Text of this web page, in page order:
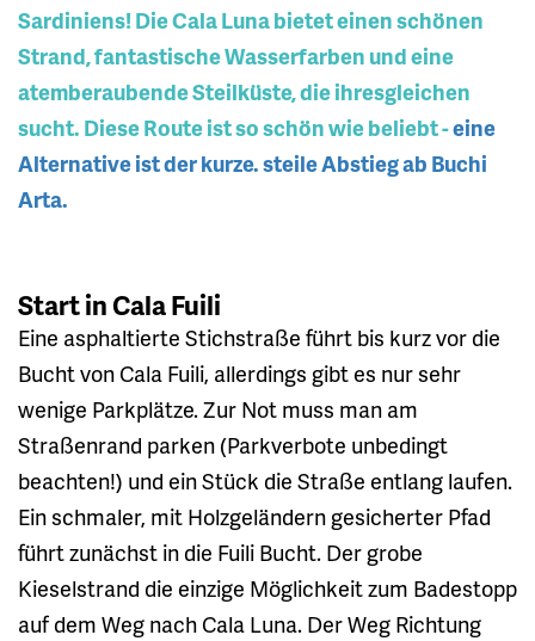
Sardiniens! Die Cala Luna bietet einen schönen
Strand, fantastische Wasserfarben und eine
atemberaubende Steilküste, die ihresgleichen
sucht. Diese Route ist so schön wie beliebt -eine
Alternative ist der kurze. steile Abstieg ab Buchi
Arta.
Start in Cala Fuili
Eine asphaltierte Stichstraße führt bis kurz vor die
Bucht von Cala Fuili, allerdings gibt es nur sehr
wenige Parkplätze. Zur Not muss man am
Straßenrand parken (Parkverbote unbedingt
beachten!) und ein Stück die Straße entlang laufen.
Ein schmaler, mit Holzgeländern gesicherter Pfad
führt zunächst in die Fuili Bucht. Der grobe
Kieselstrand die einzige Möglichkeit zum Badestopp
auf dem Weg nach Cala Luna. Der Weg Richtung